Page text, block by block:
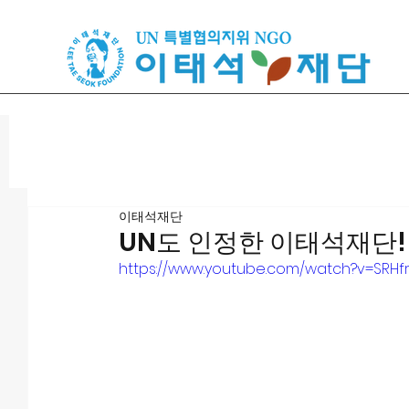
UN도 인정한 이태석재
이태석재단
https://www.youtube.com/